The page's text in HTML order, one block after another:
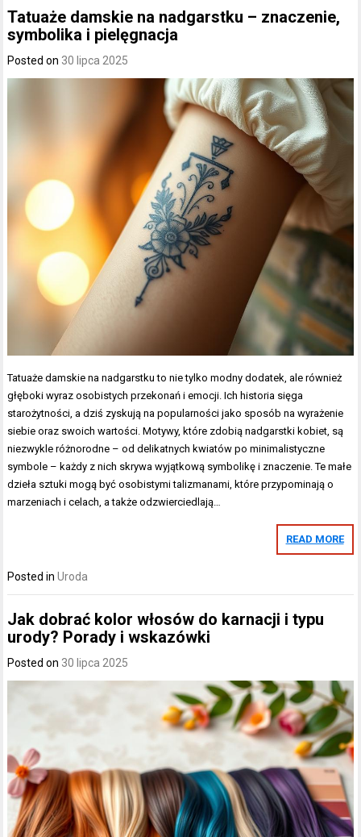
Tatuaże damskie na nadgarstku – znaczenie,
symbolika i pielęgnacja
Posted on 30 lipca 2025
Tatuaże damskie na nadgarstku to nie tylko modny dodatek, ale również
głęboki wyraz osobistych przekonań i emocji. Ich historia sięga
starożytności, a dziś zyskują na popularności jako sposób na wyrażenie
siebie oraz swoich wartości. Motywy, które zdobią nadgarstki kobiet, są
niezwykle różnorodne – od delikatnych kwiatów po minimalistyczne
symbole – każdy z nich skrywa wyjątkową symbolikę i znaczenie. Te małe
dzieła sztuki mogą być osobistymi talizmanami, które przypominają o
marzeniach i celach, a także odzwierciedlają…
READ MORE
Posted inUroda
Jak dobrać kolor włosów do karnacji i typu
urody? Porady i wskazówki
Posted on 30 lipca 2025